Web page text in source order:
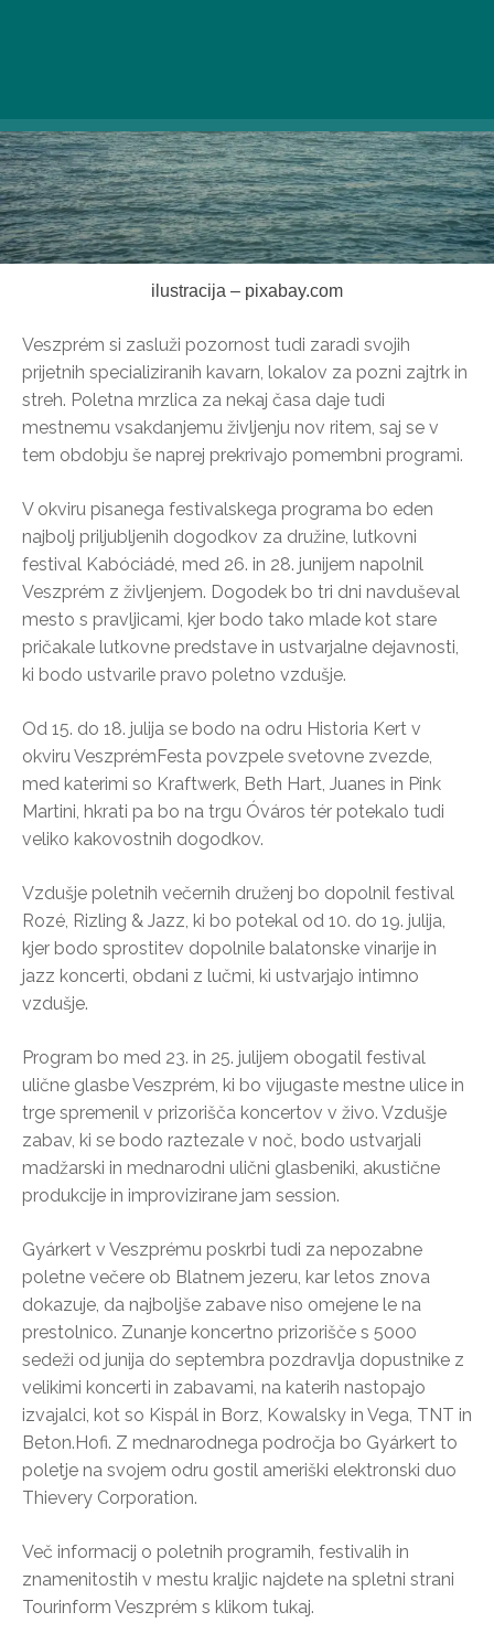
ilustracija – pixabay.com
Veszprém si zasluži pozornost tudi zaradi svojih
prijetnih specializiranih kavarn, lokalov za pozni zajtrk in
streh. Poletna mrzlica za nekaj časa daje tudi
mestnemu vsakdanjemu življenju nov ritem, saj se v
tem obdobju še naprej prekrivajo pomembni programi.
V okviru pisanega festivalskega programa bo eden
najbolj priljubljenih dogodkov za družine, lutkovni
festival Kabóciádé, med 26. in 28. junijem napolnil
Veszprém z življenjem. Dogodek bo tri dni navduševal
mesto s pravljicami, kjer bodo tako mlade kot stare
pričakale lutkovne predstave in ustvarjalne dejavnosti,
ki bodo ustvarile pravo poletno vzdušje.
Od 15. do 18. julija se bodo na odru Historia Kert v
okviru VeszprémFesta povzpele svetovne zvezde,
med katerimi so Kraftwerk, Beth Hart, Juanes in Pink
Martini, hkrati pa bo na trgu Óváros tér potekalo tudi
veliko kakovostnih dogodkov.
Vzdušje poletnih večernih druženj bo dopolnil festival
Rozé, Rizling & Jazz, ki bo potekal od 10. do 19. julija,
kjer bodo sprostitev dopolnile balatonske vinarije in
jazz koncerti, obdani z lučmi, ki ustvarjajo intimno
vzdušje.
Program bo med 23. in 25. julijem obogatil festival
ulične glasbe Veszprém, ki bo vijugaste mestne ulice in
trge spremenil v prizorišča koncertov v živo. Vzdušje
zabav, ki se bodo raztezale v noč, bodo ustvarjali
madžarski in mednarodni ulični glasbeniki, akustične
produkcije in improvizirane jam session.
Gyárkert v Veszprému poskrbi tudi za nepozabne
poletne večere ob Blatnem jezeru, kar letos znova
dokazuje, da najboljše zabave niso omejene le na
prestolnico. Zunanje koncertno prizorišče s 5000
sedeži od junija do septembra pozdravlja dopustnike z
velikimi koncerti in zabavami, na katerih nastopajo
izvajalci, kot so Kispál in Borz, Kowalsky in Vega, TNT in
Beton.Hofi. Z mednarodnega področja bo Gyárkert to
poletje na svojem odru gostil ameriški elektronski duo
Thievery Corporation.
Več informacij o poletnih programih, festivalih in
znamenitostih v mestu kraljic najdete na spletni strani
Tourinform Veszprém s klikom tukaj.